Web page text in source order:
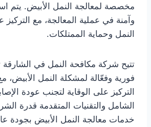
مخصصة لمعالجة النمل الأبيض. يتم
وآمنة في عملية المعالجة، مع
النمل وحماية الممتلكات.
تتيح شركة مكافحة النمل في الشارقة
فورية وفعّالة لمشكلة النمل الأبيض،
التركيز على الوقاية لتجنب عودة
الشامل والتقنيات المتقدمة قدرة
خدمات معالجة النمل الأبيض بجودة